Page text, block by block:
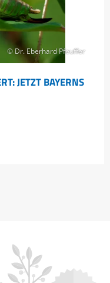
© Dr. Eberhard Pfeuffer
JETZT BAYERNS